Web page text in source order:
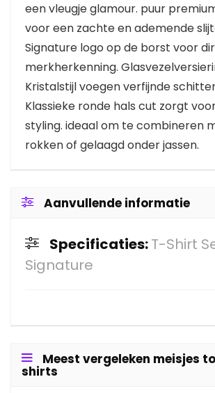
een vleugje glamour. puur
voor een zachte en ademende
Signature logo op de borst voor
merkherkenning.
Kristalstijl voegen verfijnde
Klassieke ronde hals cut zorgt
styling. ideaal om te combineren
rokken of gelaagd onder jassen.
Aanvullende informatie
Specificaties:T-Shirt
Signature
Meest vergeleken meisjes
shirts